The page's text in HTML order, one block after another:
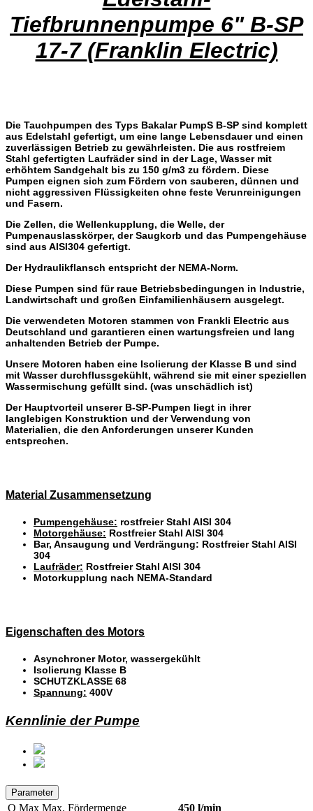
Tiefbrunnenpumpe 6" B-SP
17-7 (Franklin Electric)
Die Tauchpumpen des Typs Bakalar PumpS B-SP sind komplett
aus Edelstahl gefertigt, um eine lange Lebensdauer und einen
zuverlässigen Betrieb zu gewährleisten. Die aus rostfreiem
Stahl gefertigten Laufräder sind in der Lage, Wasser mit
erhöhtem Sandgehalt bis zu 150 g/m3 zu fördern. Diese
Pumpen eignen sich zum Fördern von sauberen, dünnen und
nicht aggressiven Flüssigkeiten ohne feste Verunreinigungen
und Fasern.
Die Zellen, die Wellenkupplung, die Welle, der
Pumpenauslasskörper, der Saugkorb und das Pumpengehäuse
sind aus AISI304 gefertigt.
Der Hydraulikflansch entspricht der NEMA-Norm.
Diese Pumpen sind für raue Betriebsbedingungen in Industrie,
Landwirtschaft und großen Einfamilienhäusern ausgelegt.
Die verwendeten Motoren stammen von Frankli Electric aus
Deutschland und garantieren einen wartungsfreien und lang
anhaltenden Betrieb der Pumpe.
Unsere Motoren haben eine Isolierung der Klasse B und sind
mit Wasser durchflussgekühlt, während sie mit einer speziellen
Wassermischung gefüllt sind. (was unschädlich ist)
Der Hauptvorteil unserer B-SP-Pumpen liegt in ihrer
langlebigen Konstruktion und der Verwendung von
Materialien, die den Anforderungen unserer Kunden
entsprechen.
Material Zusammensetzung
Pumpengehäuse: rostfreier Stahl AISI 304
Motorgehäuse: Rostfreier Stahl AISI 304
Bar, Ansaugung und Verdrängung: Rostfreier Stahl AISI
304
Laufräder: Rostfreier Stahl AISI 304
Motorkupplung nach NEMA-Standard
Eigenschaften des Motors
Asynchroner Motor, wassergekühlt
Isolierung Klasse B
SCHUTZKLASSE 68
Spannung: 400V
Kennlinie der Pumpe
Parameter
Q Max Max. Fördermenge 450 l/min